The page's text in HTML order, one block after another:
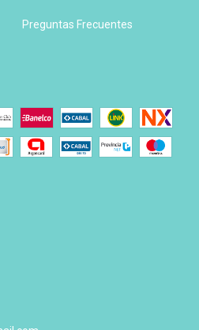
Preguntas Frecuentes